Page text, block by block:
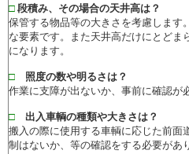
□ 段積み、その場合の天井高は？
保管する物品等の大きさを考慮します
な要素です。また天井高だけにとどま
になります。
□ 照度の数や明るさは？
作業に支障が出ないか、事前に確認が
□ 出入車輌の種類や大きさは？
搬入の際に使用する車輌に応じた前面
制はないか、等の確認をする必要があ